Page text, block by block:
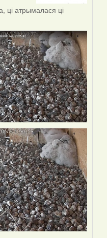
ці атрымалася ці